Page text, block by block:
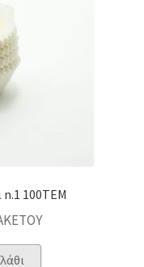
100ΤΕΜ